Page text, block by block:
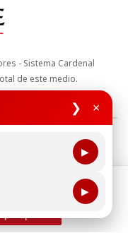
❯ ×
▶
▶
- Sistema Cardenal
de este medio.
de Datos
tu experiencia de
política de uso de